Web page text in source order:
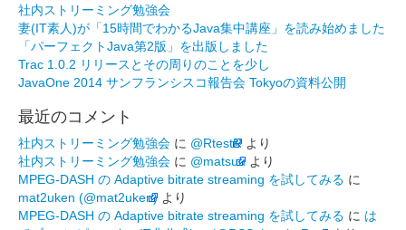
社内ストリーミング勉強会
妻(IT素人)が「15時間でわかるJava集中講座」を読み始めました
「パーフェクトJava第2版」を出版しました
Trac 1.0.2 リリースとその周りのことを少し
JavaOne 2014 サンフランシスコ報告会 Tokyoの資料公開
最近のコメント
社内ストリーミング勉強会 に @RtestR より
社内ストリーミング勉強会 に @matsuu より
MPEG-DASH の Adaptive bitrate streaming を試してみる に
mat2uken (@mat2uken) より
MPEG-DASH の Adaptive bitrate streaming を試してみる に は